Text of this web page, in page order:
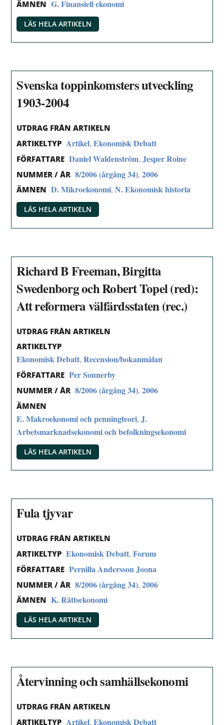
ÄMNEN G. Finansiell ekonomi
LÄS HELA ARTIKELN
Svenska toppinkomsters utveckling
1903-2004
UTDRAG FRÅN ARTIKELN
ARTIKELTYP Artikel,Ekonomisk Debatt
FÖRFATTARE Daniel Waldenström,Jesper Roine
NUMMER / ÅR 8/2006 (årgång 34),2006
ÄMNEN D. Mikroekonomi,N. Ekonomisk historia
LÄS HELA ARTIKELN
Richard B Freeman, Birgitta
Swedenborg och Robert Topel (red):
Att reformera välfärdsstaten (rec.)
UTDRAG FRÅN ARTIKELN
ARTIKELTYP
Ekonomisk Debatt,Recension/bokanmälan
FÖRFATTARE Per Sonnerby
NUMMER / ÅR 8/2006 (årgång 34),2006
ÄMNEN
E. Makroekonomi och penningteori,J.
Arbetsmarknadsekonomi och befolkningsekonomi
LÄS HELA ARTIKELN
Fula tjyvar
UTDRAG FRÅN ARTIKELN
ARTIKELTYP Ekonomisk Debatt,Forum
FÖRFATTARE Pernilla Andersson Joona
NUMMER / ÅR 8/2006 (årgång 34),2006
ÄMNEN K. Rättsekonomi
LÄS HELA ARTIKELN
Återvinning och samhällsekonomi
UTDRAG FRÅN ARTIKELN
ARTIKELTYP Artikel,Ekonomisk Debatt